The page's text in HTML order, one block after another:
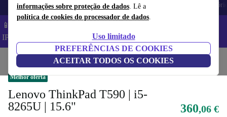
informações sobre proteção de dados. Lê a
política de cookies do processador de dados.
Uso limitado
PREFERÊNCIAS DE COOKIES
ACEITAR TODOS OS COOKIES
Telemóveis Computadores Portáteis Tablets
📱 Poupa 5% EXTRA em todos os iPhones – Código:
IPHONEDEAL –
Início Computadores portáteis Computadores portáteis Lenovo
Melhor oferta
Lenovo ThinkPad T590 | i5-
8265U | 15.6"
360,06 €